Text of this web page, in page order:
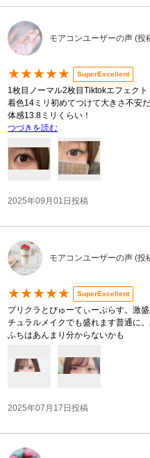
モアコンユーザーの声 (投
★★★★★ SuperExcellent
1枚目ノーマル2枚目Tiktokエフェクト
着色14ミリ初めてつけて大きさ不安
体感13.8ミリくらい！
つづきを読む
2025年09月01日投稿
モアコンユーザーの声 (投
★★★★★ SuperExcellent
プリクラとびゅーてぃーぷらす。激
チュラルメイクでも盛れます普通に
ふちはあんまり分からないかも
2025年07月17日投稿